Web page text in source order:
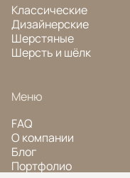
Классические
Дизайнерские
Шерстяные
Шерсть и шёлк
Меню
FAQ
О компании
Блог
Портфолио